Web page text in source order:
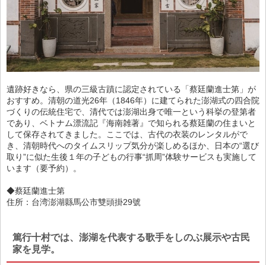
遺跡好きなら、県の三級古蹟に認定されている「蔡廷蘭進士第」が
おすすめ。清朝の道光26年（1846年）に建てられた澎湖式の四合院
づくりの伝統住宅で、清代では澎湖出身で唯一という科挙の登第者
であり、ベトナム漂流記『海南雑著』で知られる蔡廷蘭の住まいと
して保存されてきました。ここでは、古代の衣装のレンタルがで
き、清朝時代へのタイムスリップ気分が楽しめるほか、日本の“選び
取り”に似た生後１年の子どもの行事“抓周”体験サービスも実施して
います（要予約）。
◆蔡廷蘭進士第
住所：台湾澎湖縣馬公市雙頭掛29號
篤行十村では、澎湖を代表する歌手をしのぶ展示や古民
家を見学。